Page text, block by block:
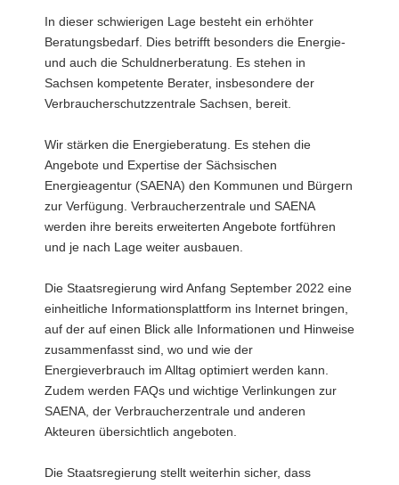
In dieser schwierigen Lage besteht ein erhöhter
Beratungsbedarf. Dies betrifft besonders die Energie-
und auch die Schuldnerberatung. Es stehen in
Sachsen kompetente Berater, insbesondere der
Verbraucherschutzzentrale Sachsen, bereit.
Wir stärken die Energieberatung. Es stehen die
Angebote und Expertise der Sächsischen
Energieagentur (SAENA) den Kommunen und Bürgern
zur Verfügung. Verbraucherzentrale und SAENA
werden ihre bereits erweiterten Angebote fortführen
und je nach Lage weiter ausbauen.
Die Staatsregierung wird Anfang September 2022 eine
einheitliche Informationsplattform ins Internet bringen,
auf der auf einen Blick alle Informationen und Hinweise
zusammenfasst sind, wo und wie der
Energieverbrauch im Alltag optimiert werden kann.
Zudem werden FAQs und wichtige Verlinkungen zur
SAENA, der Verbraucherzentrale und anderen
Akteuren übersichtlich angeboten.
Die Staatsregierung stellt weiterhin sicher, dass